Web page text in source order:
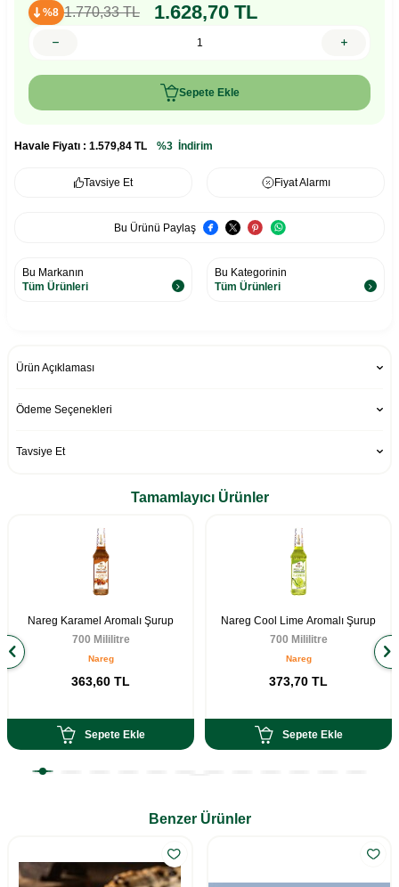
%8 1.770,33TL 1.628,70 TL
Sepete Ekle
Havale Fiyatı : 1.579,84 TL %3 İndirim
Tavsiye Et Fiyat Alarmı
Bu Ürünü Paylaş
Bu Markanın
Tüm Ürünleri
Bu Kategorinin
Tüm Ürünleri
Ürün Açıklaması
Ödeme Seçenekleri
Tavsiye Et
Tamamlayıcı Ürünler
Nareg Karamel Aromalı Şurup
700 Mililitre
Nareg
363,60 TL
Sepete Ekle
Nareg Cool Lime Aromalı Şurup
700 Mililitre
Nareg
373,70 TL
Sepete Ekle
Benzer Ürünler